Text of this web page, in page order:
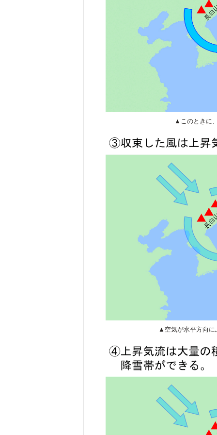
▲このときに
▲空気が水平方向に